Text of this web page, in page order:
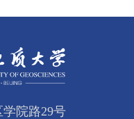
院路29号